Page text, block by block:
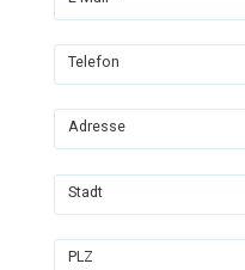
Telefon
Adresse
Stadt
PLZ